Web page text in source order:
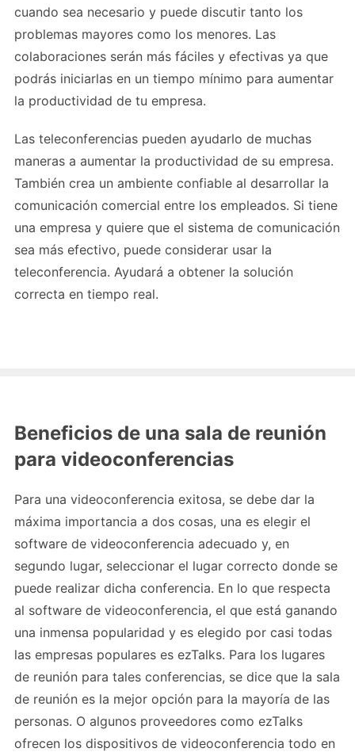
cuando sea necesario y puede discutir tanto los
problemas mayores como los menores. Las
colaboraciones serán más fáciles y efectivas ya que
podrás iniciarlas en un tiempo mínimo para aumentar
la productividad de tu empresa.
Las teleconferencias pueden ayudarlo de muchas
maneras a aumentar la productividad de su empresa.
También crea un ambiente confiable al desarrollar la
comunicación comercial entre los empleados. Si tiene
una empresa y quiere que el sistema de comunicación
sea más efectivo, puede considerar usar la
teleconferencia. Ayudará a obtener la solución
correcta en tiempo real.
Beneficios de una sala de reunión
para videoconferencias
Para una videoconferencia exitosa, se debe dar la
máxima importancia a dos cosas, una es elegir el
software de videoconferencia adecuado y, en
segundo lugar, seleccionar el lugar correcto donde se
puede realizar dicha conferencia. En lo que respecta
al software de videoconferencia, el que está ganando
una inmensa popularidad y es elegido por casi todas
las empresas populares es ezTalks. Para los lugares
de reunión para tales conferencias, se dice que la sala
de reunión es la mejor opción para la mayoría de las
personas. O algunos proveedores como ezTalks
ofrecen los dispositivos de videoconferencia todo en